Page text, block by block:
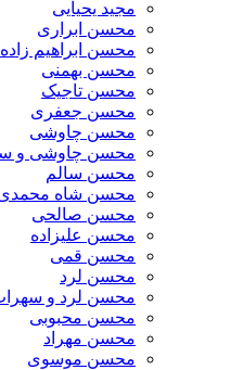
مجید یحیایی
محسن ابراری
محسن ابراهیم زاده
محسن بهمنی
محسن تاجیک
محسن جعفری
محسن چاوشی
محسن چاوشی و
محسن سالم
محسن شاه
محسن صالحی
محسن علیزاده
محسن قمی
محسن لرد
محسن لرد و
محسن محبوبی
محسن مهراد
محسن موسوی